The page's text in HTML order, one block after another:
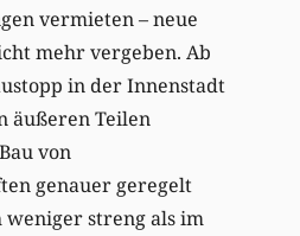
vermieten – neue
mehr vergeben. Ab
in der Innenstadt
äußeren Teilen
von
genauer geregelt
streng als im